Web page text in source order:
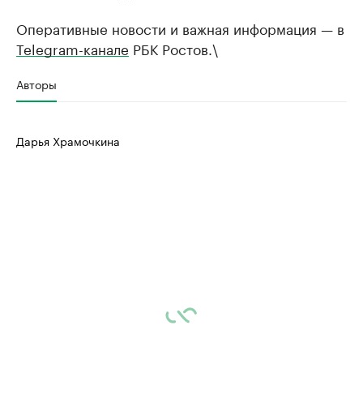
Оперативные новости и важная информация — в
Telegram-канале РБК Ростов.\
Авторы
Дарья Храмочкина